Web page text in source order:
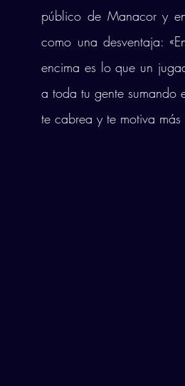
público de Manacor y
como una desventaja:
encima es lo que un
a toda tu gente sumando
te cabrea y te motiva